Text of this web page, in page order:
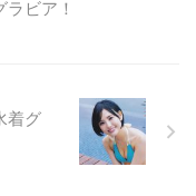
ビア！
着グ